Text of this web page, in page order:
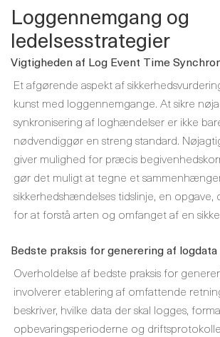
Loggennemgang og
ledelsesstrategier
Vigtigheden af ​​Log Event Time
Et afgørende aspekt af
kunst med loggennemgange. At sikre
synkronisering af loghændelser er ikke
nødvendiggør en streng standard.
giver mulighed for præcis
gør det muligt at tegne et
sikkerhedshændelses tidslinje, en
for at forstå arten og omfanget af en
Bedste praksis for generering af logdata
Overholdelse af bedste praksis for
involverer etablering af omfattende
beskriver, hvilke data der skal logges,
opbevaringsperioderne og